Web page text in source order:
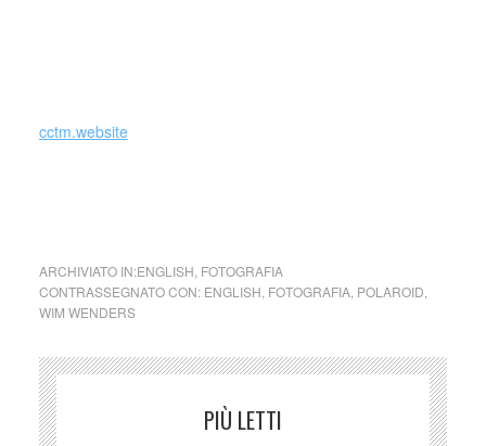
cctm.website
ARCHIVIATO IN:ENGLISH FOTOGRAFIA
CONTRASSEGNATO CON: ENGLISH FOTOGRAFIA, POLAROID
WIM WENDERS
PIÙ LETTI